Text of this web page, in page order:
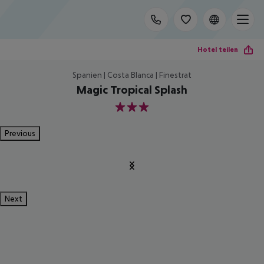
Hotel teilen
Spanien | Costa Blanca | Finestrat
Magic Tropical Splash
3
Previous
Next